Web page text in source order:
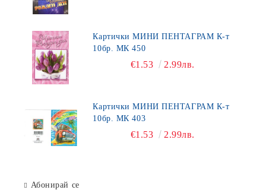
Картички МИНИ ПЕНТАГРАМ К-т
10бр. МК 450
€1.53 2.99лв.
Картички МИНИ ПЕНТАГРАМ К-т
10бр. МК 403
€1.53 2.99лв.
Абонирай се